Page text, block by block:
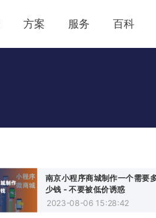
方案 服务 百科
南京小程序商城制作一个需要
少钱 - 不要被低价诱惑
2023-08-06 15:28:42